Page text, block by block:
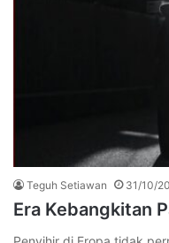
Teguh Setiawan 31/10/
Era Kebangkitan